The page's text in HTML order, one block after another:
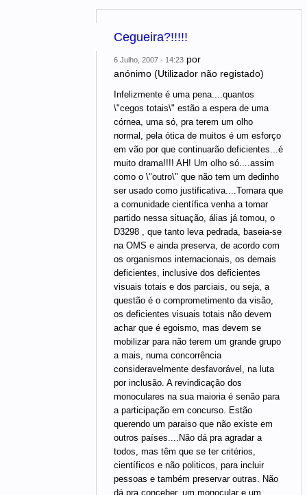
Cegueira?!!!!!
6 Julho, 2007 - 14:23 por
anónimo (Utilizador não registado)
Infelizmente é uma pena....quantos
\"cegos totais\" estão a espera de uma
córnea, uma só, pra terem um olho
normal, pela ótica de muitos é um esforço
em vão por que continuarão deficientes...é
muito drama!!!! AH! Um olho só....assim
como o \"outro\" que não tem um dedinho
ser usado como justificativa....Tomara que
a comunidade científica venha a tomar
partido nessa situação, álias já tomou, o
D3298 , que tanto leva pedrada, baseia-se
na OMS e ainda preserva, de acordo com
os organismos internacionais, os demais
deficientes, inclusive dos deficientes
visuais totais e dos parciais, ou seja, a
questão é o comprometimento da visão,
os deficientes visuais totais não devem
achar que é egoismo, mas devem se
mobilizar para não terem um grande grupo
a mais, numa concorrência
consideravelmente desfavorável, na luta
por inclusão. A revindicação dos
monoculares na sua maioria é senão para
a participação em concurso. Estão
querendo um paraiso que não existe em
outros países....Não dá pra agradar a
todos, mas têm que se ter critérios,
científicos e não politicos, para incluir
pessoas e também preservar outras. Não
dá pra conceber, um monocular e um